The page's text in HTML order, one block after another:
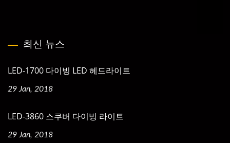
최신 뉴스
LED-1700 다이빙 LED 헤드라이트
29 Jan, 2018
LED-3860 스쿠버 다이빙 라이트
29 Jan, 2018